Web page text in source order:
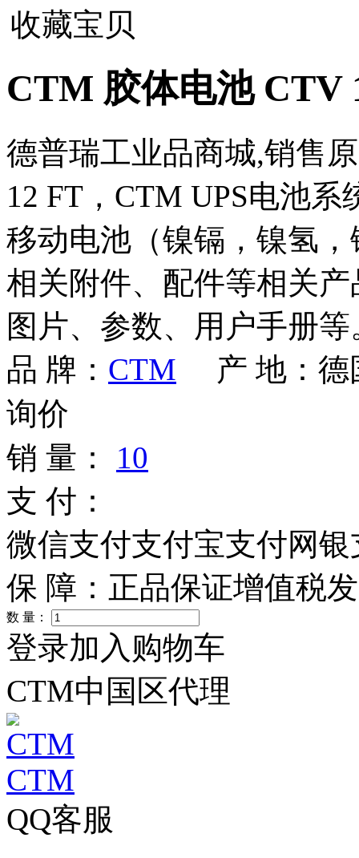
收藏宝贝
CTM 胶体电池 CTV
德普瑞工业品商城,销售
12 FT，CTM UPS电池
移动电池（镍镉，镍氢
相关附件、配件等相关
图片、参数、用户手册等
品 牌： CTM 产 地： 德
询价
销 量：
10
支 付：
微信支付支付宝支付网
保 障： 正品保证增值税
数 量：
登录加入购物车
CTM中国区代理
CTM
QQ客服